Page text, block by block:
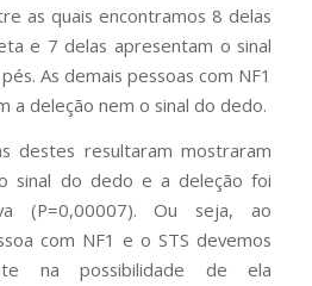
as quais encontramos 8 delas
e 7 delas apresentam o sinal
As demais pessoas com NF1
a deleção nem o sinal do dedo.
destes resultaram mostraram
sinal do dedo e a deleção foi
(P=0,00007). Ou seja, ao
com NF1 e o STS devemos
na possibilidade de ela